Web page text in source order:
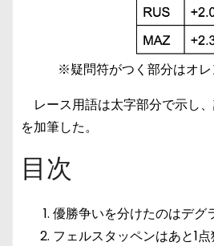
※疑問符がつく部分はオ
レース用語は太字部分で示し
を加筆した。
目次
優勝争いを分けたのはデグ
フェルスタッペンはあと1